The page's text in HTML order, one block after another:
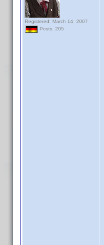
Registered: March 14, 2007
Posts: 205